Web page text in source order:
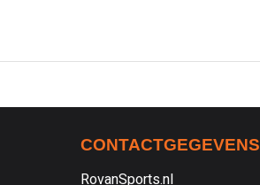
CONTACTGEGEVENS
RovanSports.nl